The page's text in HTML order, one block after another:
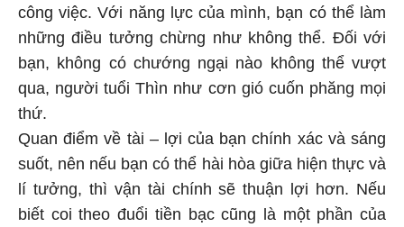
công việc. Với năng lực của mình, bạn có thể làm
những điều tưởng chừng như không thể. Đối với
bạn, không có chướng ngại nào không thể vượt
qua, người tuổi Thìn như cơn gió cuốn phăng mọi
thứ.
Quan điểm về tài – lợi của bạn chính xác và sáng
suốt, nên nếu bạn có thể hài hòa giữa hiện thực và
lí tưởng, thì vận tài chính sẽ thuận lợi hơn. Nếu
biết coi theo đuổi tiền bạc cũng là một phần của